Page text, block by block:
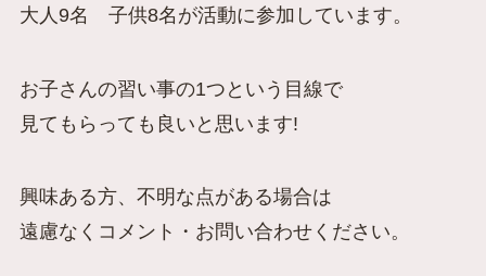
大人9名 子供8名が活動に参加しています。
お子さんの習い事の1つという目線で
見てもらっても良いと思います!
興味ある方、不明な点がある場合は
遠慮なくコメント・お問い合わせください。